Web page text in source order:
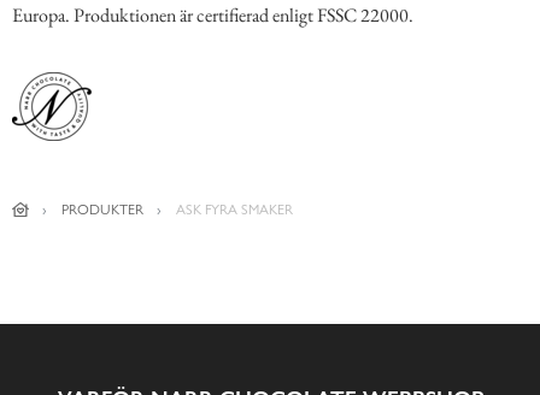
Europa. Produktionen är certifierad enligt FSSC 22000.
PRODUKTER ASK FYRA SMAKER